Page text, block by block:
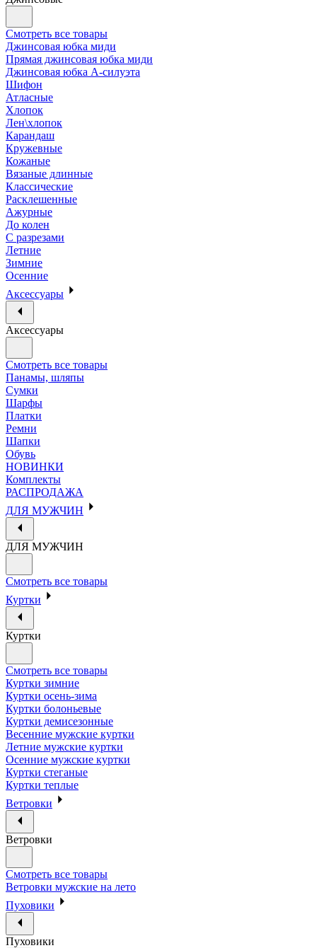
Смотреть все товары
Джинсовая юбка миди
Прямая джинсовая юбка миди
Джинсовая юбка А-силуэта
Шифон
Атласные
Хлопок
Лен\хлопок
Карандаш
Кружевные
Кожаные
Вязаные длинные
Классические
Расклешенные
Ажурные
До колен
С разрезами
Летние
Зимние
Осенние
Аксессуары
Аксессуары
Смотреть все товары
Панамы, шляпы
Сумки
Шарфы
Платки
Ремни
Шапки
Обувь
НОВИНКИ
Комплекты
РАСПРОДАЖА
ДЛЯ МУЖЧИН
ДЛЯ МУЖЧИН
Смотреть все товары
Куртки
Куртки
Смотреть все товары
Куртки зимние
Куртки осень-зима
Куртки болоньевые
Куртки демисезонные
Весенние мужские куртки
Летние мужские куртки
Осенние мужские куртки
Куртки стеганые
Куртки теплые
Ветровки
Ветровки
Смотреть все товары
Ветровки мужские на лето
Пуховики
Пуховики